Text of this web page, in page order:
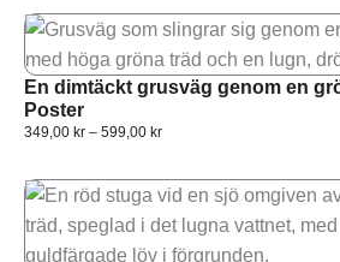
En dimtäckt grusväg genom en
Poster
349,00 kr – 599,00 kr